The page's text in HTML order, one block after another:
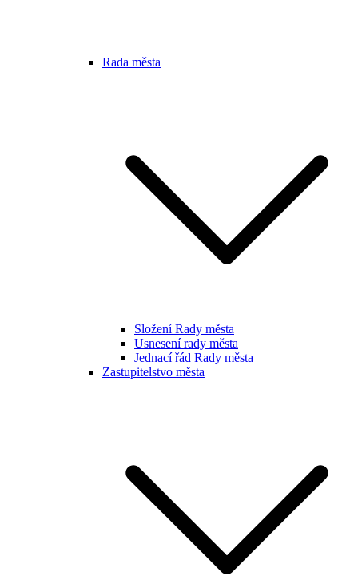
Rada města
Složení Rady města
Usnesení rady města
Jednací řád Rady města
Zastupitelstvo města